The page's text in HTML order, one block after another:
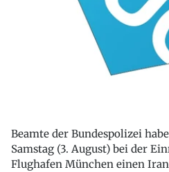
Beamte der Bundespolizei
Samstag (3. August) bei der
Flughafen München einen